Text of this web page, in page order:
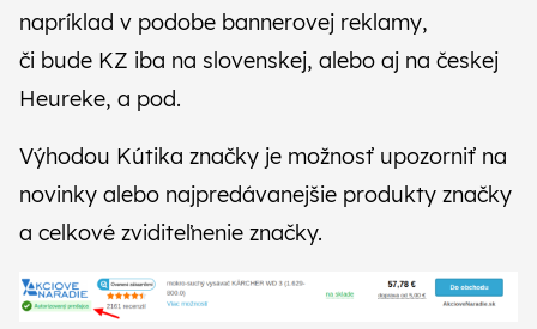
napríklad v podobe bannerovej reklamy,
či bude KZ iba na slovenskej, alebo aj na českej
Heureke, a pod.
Výhodou Kútika značky je možnosť upozorniť na
novinky alebo najpredávanejšie produkty značky
a celkové zviditeľnenie značky.